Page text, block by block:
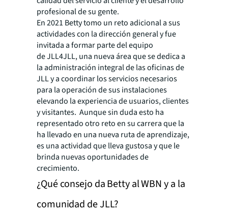
profesional de su gente.
En 2021 Betty tomo un reto adicional a sus
actividades con la dirección general y fue
invitada a formar parte del equipo
de JLL4JLL, una nueva área que se dedica a
la administración integral de las oficinas de
JLL y a coordinar los servicios necesarios
para la operación de sus instalaciones
elevando la experiencia de usuarios, clientes
y visitantes. Aunque sin duda esto ha
representado otro reto en su carrera que la
ha llevado en una nueva ruta de aprendizaje,
es una actividad que lleva gustosa y que le
brinda nuevas oportunidades de
crecimiento.
¿Qué consejo da Betty al WBN y a la
comunidad de JLL?